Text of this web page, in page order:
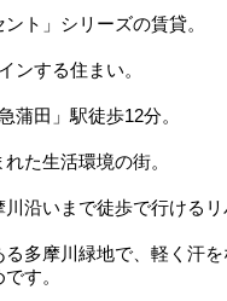
ト」シリーズの賃貸。
する住まい。
田」駅徒歩12分。
た生活環境の街。
沿いまで徒歩で行ける
多摩川緑地で、軽く汗
す。